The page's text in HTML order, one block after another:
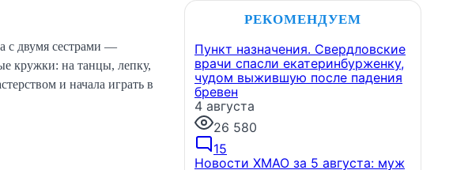
с двумя сестрами —
кружки: на танцы, лепку,
и начала играть в
РЕКОМЕНДУЕМ
Пункт назначения. Свердловские
врачи спасли екатеринбурженку,
чудом выжившую после падения
бревен
4 августа
26 580
15
Новости ХМАО за 5 августа: муж